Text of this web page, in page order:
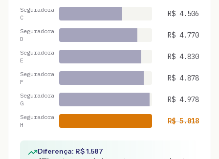
Seguradora
C
R$ 4.506
Seguradora
D
R$ 4.770
Seguradora
E
R$ 4.830
Seguradora
F
R$ 4.878
Seguradora
G
R$ 4.978
Seguradora
H
R$5.018
Diferença: R$1.587